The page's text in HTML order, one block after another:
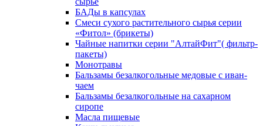
БАДы в капсулах
Смеси сухого растительного сырья серии
«Фитол» (брикеты)
Чайные напитки серии "АлтайФит"( фильтр-
пакеты)
Монотравы
Бальзамы безалкогольные медовые с иван-
чаем
Бальзамы безалкогольные на сахарном
сиропе
Масла пищевые